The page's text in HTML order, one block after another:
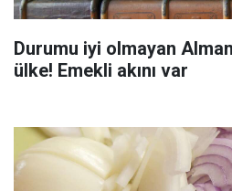
Durumu iyi olmayan
ülke! Emekli akını var